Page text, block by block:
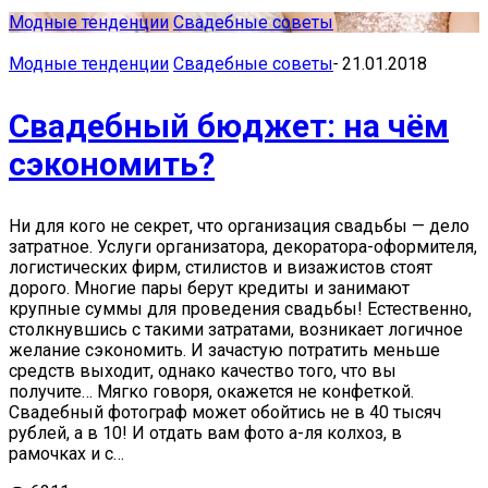
Модные тенденции Свадебные советы
Модные тенденции Свадебные советы- 21.01.2018
Свадебный бюджет: на чём
сэкономить?
Ни для кого не секрет, что организация свадьбы — дело
затратное. Услуги организатора, декоратора-оформителя,
логистических фирм, стилистов и визажистов стоят
дорого. Многие пары берут кредиты и занимают
крупные суммы для проведения свадьбы! Естественно,
столкнувшись с такими затратами, возникает логичное
желание сэкономить. И зачастую потратить меньше
средств выходит, однако качество того, что вы
получите… Мягко говоря, окажется не конфеткой.
Свадебный фотограф может обойтись не в 40 тысяч
рублей, а в 10! И отдать вам фото а-ля колхоз, в
рамочках и с…